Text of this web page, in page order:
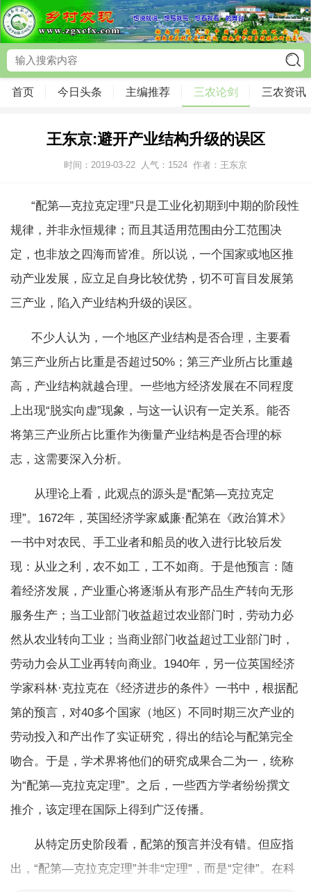
首页 今日头条 主编推荐 三农论剑 三农资讯
王东京:避开产业结构升级的误区
时间：2019-03-22 人气： 1524 作者：王东京
“配第—克拉克定理”只是工业化初期到中期的阶段性
规律，并非永恒规律；而且其适用范围由分工范围决
定，也非放之四海而皆准。所以说，一个国家或地区推
动产业发展，应立足自身比较优势，切不可盲目发展第
三产业，陷入产业结构升级的误区。
不少人认为，一个地区产业结构是否合理，主要看
第三产业所占比重是否超过50%；第三产业所占比重越
高，产业结构就越合理。一些地方经济发展在不同程度
上出现“脱实向虚”现象，与这一认识有一定关系。能否
将第三产业所占比重作为衡量产业结构是否合理的标
志，这需要深入分析。
从理论上看，此观点的源头是“配第—克拉克定
理”。1672年，英国经济学家威廉·配第在《政治算术》
一书中对农民、手工业者和船员的收入进行比较后发
现：从业之利，农不如工，工不如商。于是他预言：随
着经济发展，产业重心将逐渐从有形产品生产转向无形
服务生产；当工业部门收益超过农业部门时，劳动力必
然从农业转向工业；当商业部门收益超过工业部门时，
劳动力会从工业再转向商业。1940年，另一位英国经济
学家科林·克拉克在《经济进步的条件》一书中，根据配
第的预言，对40多个国家（地区）不同时期三次产业的
劳动投入和产出作了实证研究，得出的结论与配第完全
吻合。于是，学术界将他们的研究成果合二为一，统称
为“配第—克拉克定理”。之后，一些西方学者纷纷撰文
推介，该定理在国际上得到广泛传播。
从特定历史阶段看，配第的预言并没有错。但应指
出，“配第—克拉克定理”并非“定理”，而是“定律”。在科